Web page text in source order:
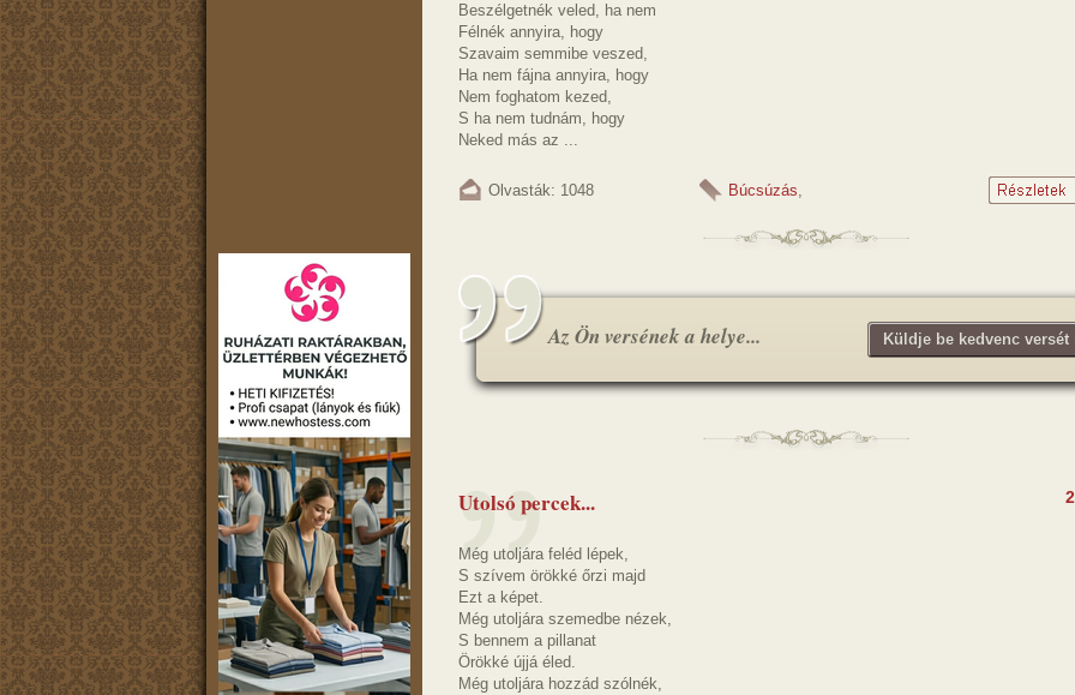
Beszélgetnék veled, ha nem
Félnék annyira, hogy
Szavaim semmibe veszed,
Ha nem fájna annyira, hogy
Nem foghatom kezed,
S ha nem tudnám, hogy
Neked más az ...
Olvasták: 1048 Búcsúzás,
Az Ön versének a helye... Küldje be kedvenc versét
Utolsó percek...
Még utoljára feléd lépek,
S szívem örökké őrzi majd
Ezt a képet.
Még utoljára szemedbe nézek,
S bennem a pillanat
Örökké újjá éled.
Még utoljára hozzád szólnék,